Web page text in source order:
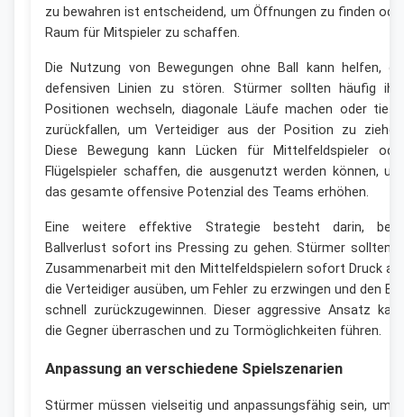
zu bewahren ist entscheidend, um Öffnungen zu finden
Raum für Mitspieler zu schaffen.
Die Nutzung von Bewegungen ohne Ball kann helfen,
defensiven Linien zu stören. Stürmer sollten häufig
Positionen wechseln, diagonale Läufe machen oder
zurückfallen, um Verteidiger aus der Position zu
Diese Bewegung kann Lücken für Mittelfeldspieler
Flügelspieler schaffen, die ausgenutzt werden können,
das gesamte offensive Potenzial des Teams erhöhen.
Eine weitere effektive Strategie besteht darin,
Ballverlust sofort ins Pressing zu gehen. Stürmer sollten
Zusammenarbeit mit den Mittelfeldspielern sofort Druck
die Verteidiger ausüben, um Fehler zu erzwingen und den
schnell zurückzugewinnen. Dieser aggressive Ansatz
die Gegner überraschen und zu Tormöglichkeiten führen.
Anpassung an verschiedene Spielszenarien
Stürmer müssen vielseitig und anpassungsfähig sein, um